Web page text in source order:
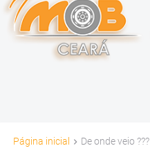
Página inicial De onde veio ???